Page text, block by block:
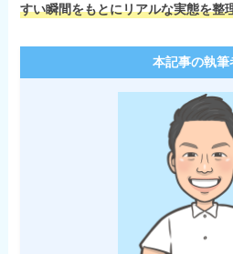
すい瞬間をもとにリアルな実態を整
本記事の執筆